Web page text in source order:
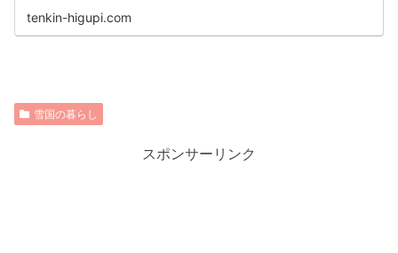
tenkin-higupi.com
雪国の暮らし
スポンサーリンク